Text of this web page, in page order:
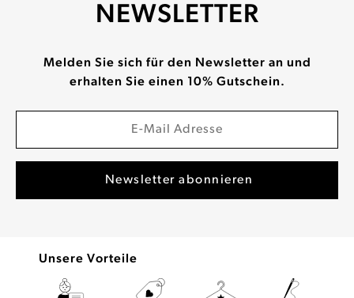
NEWSLETTER
Melden Sie sich für den Newsletter an und
erhalten Sie einen 10% Gutschein.
Unsere Vorteile